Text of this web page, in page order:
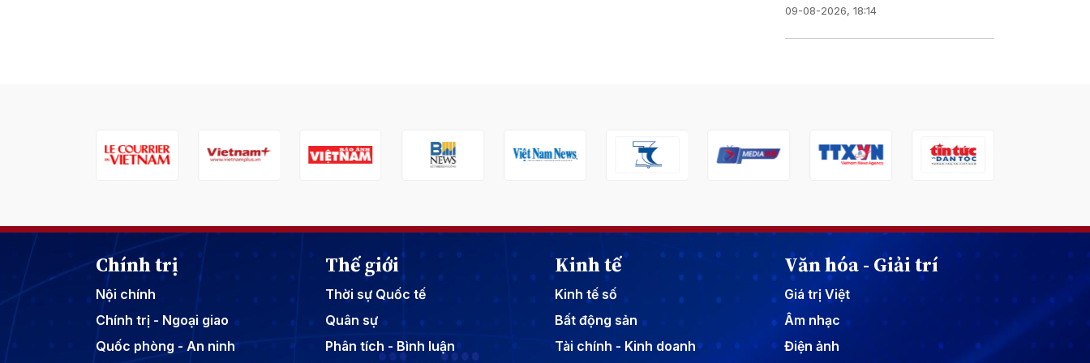
09-08-2026, 18:14
Chính trị
Nội chính
Chính trị - Ngoại giao
Quốc phòng - An ninh
Thế giới
Thời sự Quốc tế
Quân sự
Phân tích - Bình luận
Kinh tế
Kinh tế số
Bất động sản
Tài chính - Kinh doanh
Văn hóa - Giải trí
Giá trị Việt
Âm nhạc
Điện ảnh